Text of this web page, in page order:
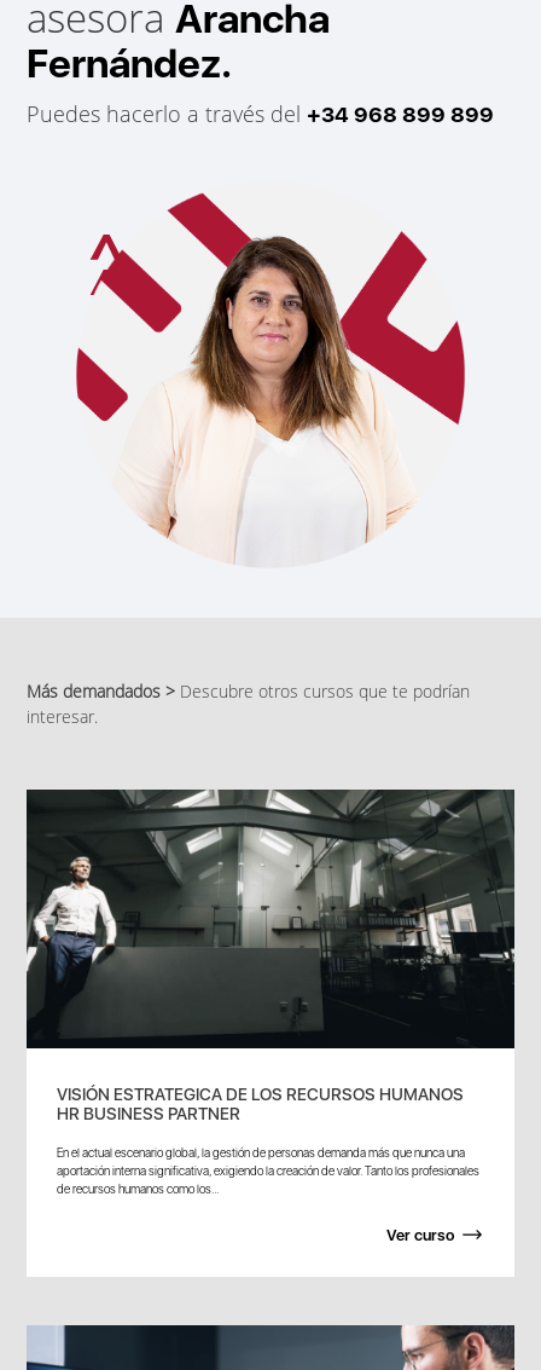
asesoraArancha
Fernández.
Puedes hacerlo a través del +34 968 899 899
Más demandados > Descubre otros cursos que te podrían
interesar.
VISIÓN ESTRATEGICA DE LOS RECURSOS HUMANOS
HR BUSINESS PARTNER
En el actual escenario global, la gestión de personas demanda más que nunca una
aportación interna significativa, exigiendo la creación de valor. Tanto los profesionales
de recursos humanos como los...
Ver curso